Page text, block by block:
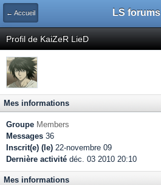
← Accueil LS forums
Profil de KaiZeR LieD
Mes informations
Groupe Members
Messages 36
Inscrit(e) (le) 22-novembre 09
Dernière activité déc. 03 2010 20:10
Mes informations